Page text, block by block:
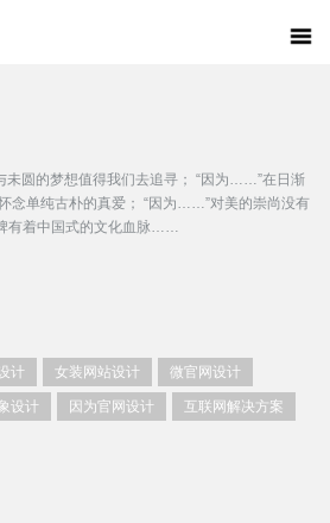
圆的梦想值得我们去追寻； “因为……”在日渐
念单纯古朴的真爱； “因为……”对美的崇尚没有
有着中国式的文化血脉……
计 女装网站设计 微官网设计
设计 因为官网设计 互联网解决方案